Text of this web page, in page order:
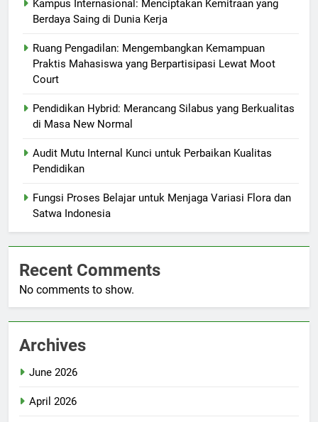
Kampus Internasional: Menciptakan Kemitraan yang
Berdaya Saing di Dunia Kerja
Ruang Pengadilan: Mengembangkan Kemampuan
Praktis Mahasiswa yang Berpartisipasi Lewat Moot
Court
Pendidikan Hybrid: Merancang Silabus yang Berkualitas
di Masa New Normal
Audit Mutu Internal Kunci untuk Perbaikan Kualitas
Pendidikan
Fungsi Proses Belajar untuk Menjaga Variasi Flora dan
Satwa Indonesia
Recent Comments
No comments to show.
Archives
June 2026
April 2026